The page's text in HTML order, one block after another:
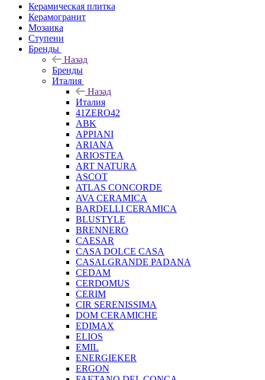
Керамическая плитка
Керамогранит
Мозаика
Ступени
Бренды
Назад
Бренды
Италия
Назад
Италия
41ZERO42
ABK
APPIANI
ARIANA
ARIOSTEA
ART NATURA
ASCOT
ATLAS CONCORDE
AVA CERAMICA
BARDELLI CERAMICA
BLUSTYLE
BRENNERO
CAESAR
CASA DOLCE CASA
CASALGRANDE PADANA
CEDAM
CERDOMUS
CERIM
CIR SERENISSIMA
DOM CERAMICHE
EDIMAX
ELIOS
EMIL
ENERGIEKER
ERGON